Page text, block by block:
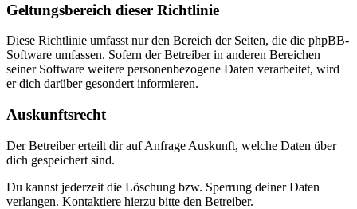
Geltungsbereich dieser Richtlinie
Diese Richtlinie umfasst nur den Bereich der Seiten, die die phpBB-
Software umfassen. Sofern der Betreiber in anderen Bereichen
seiner Software weitere personenbezogene Daten verarbeitet, wird
er dich darüber gesondert informieren.
Auskunftsrecht
Der Betreiber erteilt dir auf Anfrage Auskunft, welche Daten über
dich gespeichert sind.
Du kannst jederzeit die Löschung bzw. Sperrung deiner Daten
verlangen. Kontaktiere hierzu bitte den Betreiber.